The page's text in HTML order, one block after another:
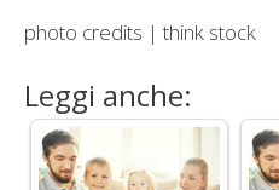
photo credits | think stock
Leggi anche: